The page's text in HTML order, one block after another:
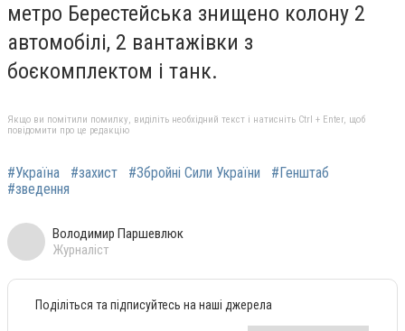
метро Берестейська знищено колону 2
автомобілі, 2 вантажівки з
боєкомплектом і танк.
Якщо ви помітили помилку, виділіть необхідний текст і натисніть Ctrl + Enter, щоб
повідомити про це редакцію
#Україна #захист #Збройні Сили України
#Генштаб
#зведення
Володимир Паршевлюк
Журналіст
Поділіться та підписуйтесь на наші джерела